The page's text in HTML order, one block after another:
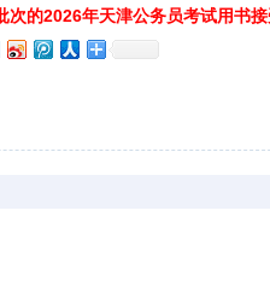
次的2026年天津公务员考试用书